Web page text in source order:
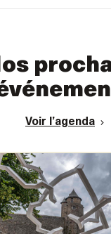
Voir l’agenda